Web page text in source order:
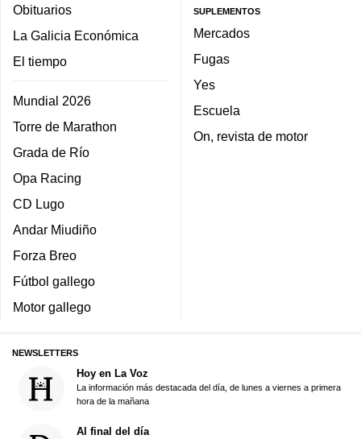
Obituarios
La Galicia Económica
El tiempo
Mundial 2026
Torre de Marathon
Grada de Río
Opa Racing
CD Lugo
Andar Miudiño
Forza Breo
Fútbol gallego
Motor gallego
SUPLEMENTOS
Mercados
Fugas
Yes
Escuela
On, revista de motor
NEWSLETTERS
Hoy en La Voz
La información más destacada del día, de lunes a viernes a primera
hora de la mañana
Al final del día